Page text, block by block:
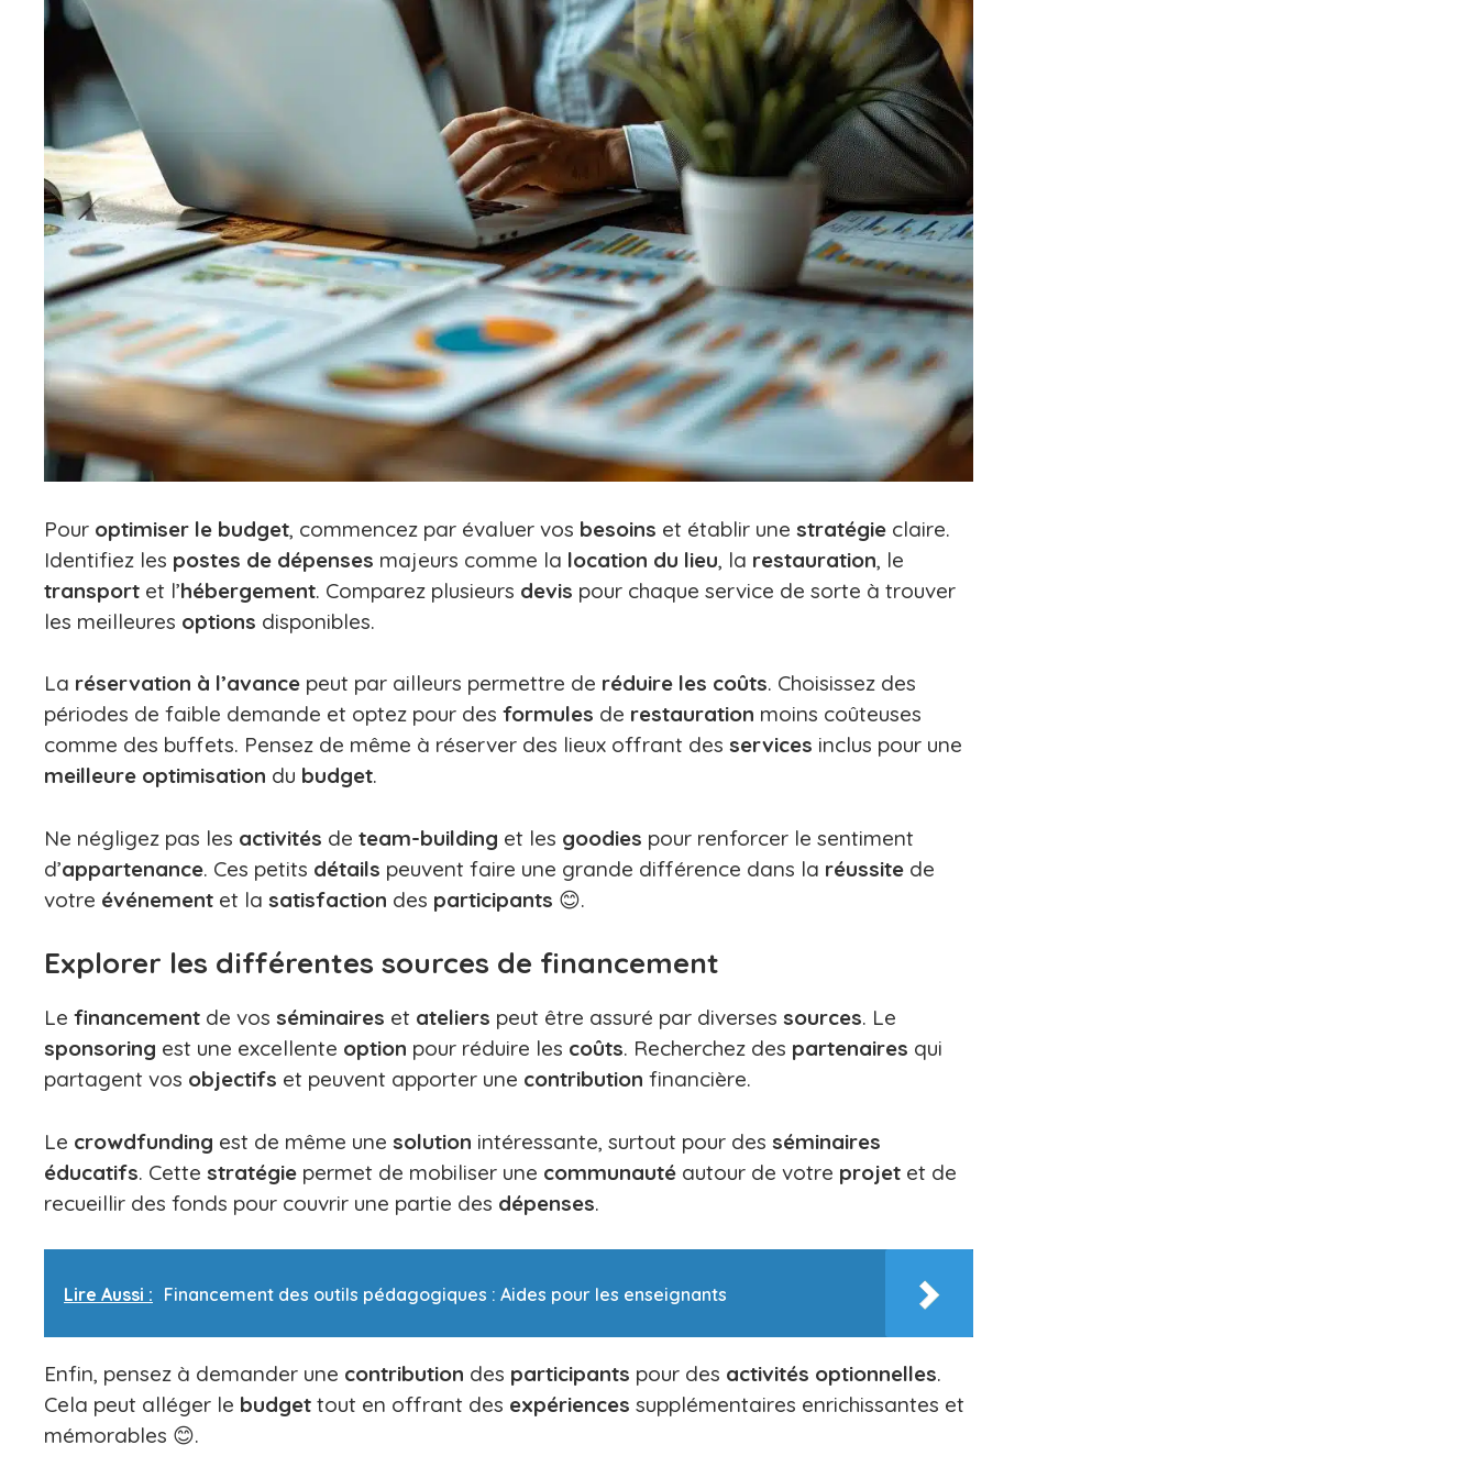
Pour optimiser le budget, commencez par évaluer vos besoins et établir une stratégie claire.
Identifiez les postes de dépenses majeurs comme la location du lieu, la restauration, le
transport et l’hébergement. Comparez plusieurs devis pour chaque service de sorte à trouver
les meilleures options disponibles.
La réservation à l’avance peut par ailleurs permettre de réduire les coûts. Choisissez des
périodes de faible demande et optez pour des formules de restauration moins coûteuses
comme des buffets. Pensez de même à réserver des lieux offrant des services inclus pour une
meilleure optimisation du budget.
Ne négligez pas les activités de team-building et les goodies pour renforcer le sentiment
d’appartenance. Ces petits détails peuvent faire une grande différence dans la réussite de
votre événement et la satisfaction des participants 😊.
Explorer les différentes sources de financement
Le financement de vos séminaires et ateliers peut être assuré par diverses sources. Le
sponsoring est une excellente option pour réduire les coûts. Recherchez des partenaires qui
partagent vos objectifs et peuvent apporter une contribution financière.
Le crowdfunding est de même une solution intéressante, surtout pour des séminaires
éducatifs. Cette stratégie permet de mobiliser une communauté autour de votre projet et de
recueillir des fonds pour couvrir une partie des dépenses.
Lire Aussi : Financement des outils pédagogiques : Aides pour les enseignants
Enfin, pensez à demander une contribution des participants pour des activités optionnelles.
Cela peut alléger le budget tout en offrant des expériences supplémentaires enrichissantes et
mémorables 😊.